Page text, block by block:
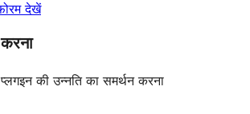
देखें
की उन्नति का समर्थन करना